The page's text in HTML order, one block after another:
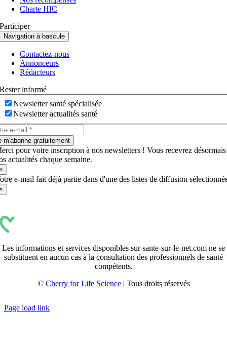
Charte HIC
Participer
Navigation à bascule
Contactez-nous
Annonceurs
Rédacteurs
Rester informé
Newsletter santé spécialisée
Newsletter actualités santé
m'abonne gratuitement
pour votre inscription à nos newsletters ! Vous recevrez désormais
actualités chaque semaine.
e-mail fait déjà partie dans d'une des listes de diffusion
Les informations et services disponibles sur sante-sur-le-net.com ne se
substituent en aucun cas à la consultation des professionnels de santé
compétents.
© Cherry for Life Science| Tous droits réservés
Page load link